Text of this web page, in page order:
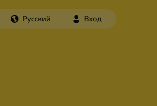
Русский Вход